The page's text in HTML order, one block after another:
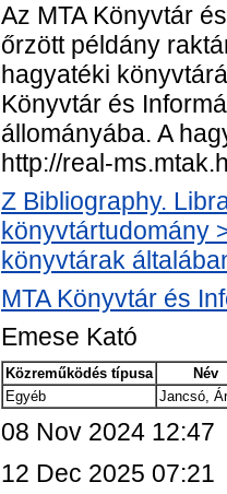
Az MTA Könyvtár
őrzött példány
hagyatéki
Könyvtár és
állományába. A
http://real-
Z Bibliography.
könyvtártudomány
könyvtárak
MTA Könyvtár és
Emese Kató
Közreműködés típusa
Név
Egyéb
Jancsó,
08 Nov 2024 12:47
12 Dec 2025 07:21